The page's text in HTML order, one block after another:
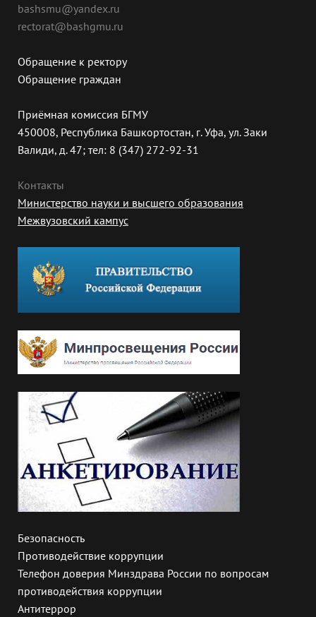
bashsmu@yandex.ru
rectorat@bashgmu.ru
Обращение к ректору
Обращение граждан
Приёмная комиссия БГМУ
450008, Республика Башкортостан, г. Уфа, ул. Заки
Валиди, д. 47; тел: 8 (347) 272-92-31
Контакты
Министерство науки и высшего образования
Межвузовский кампус
Безопасность
Противодействие коррупции
Телефон доверия Минздрава России по вопросам
противодействия коррупции
Антитеррор